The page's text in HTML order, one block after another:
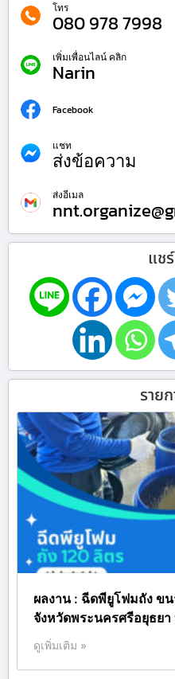
โทร
080 978 7998
เพิ่มเพื่อนไลน์ คลิก
Narin
Facebook
แชท
ส่งข้อความ
ส่งอีเมล
แช
ราย
ผลงาน : ฉีดพียูโฟมถัง ข
จังหวัดพระนครศรีอยุธย
ดูเพิ่มเติม »